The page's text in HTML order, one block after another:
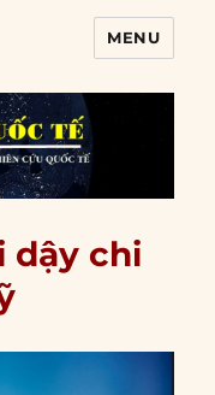
MENU
dậy chi